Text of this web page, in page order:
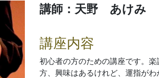
講師：天野 あけみ
講座内容
初心者の方のための講座です。
方、興味はあるけれど、運指が